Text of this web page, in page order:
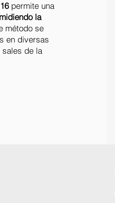
permite una
la
método se
en diversas
de la